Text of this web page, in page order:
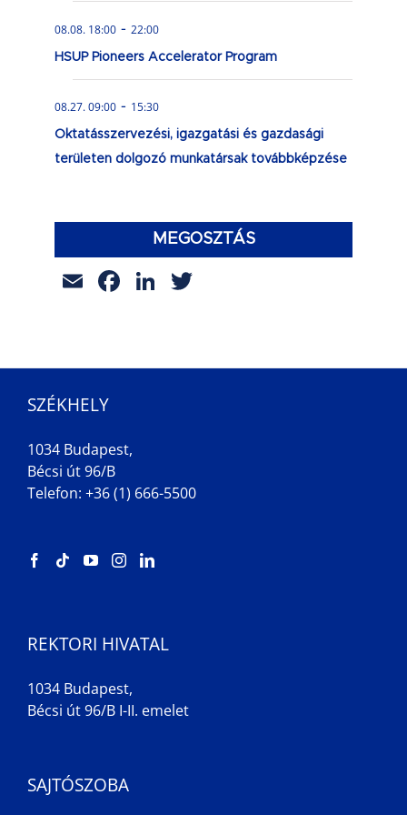
08.08. 18:00 - 22:00
HSUP Pioneers Accelerator Program
08.27. 09:00 - 15:30
Oktatásszervezési, igazgatási és gazdasági
területen dolgozó munkatársak továbbképzése
MEGOSZTÁS
EmailFacebook
LinkedIn
SZÉKHELY
1034 Budapest,
Bécsi út 96/B
Telefon: +36 (1) 666-5500
REKTORI HIVATAL
1034 Budapest,
Bécsi út 96/B I-II. emelet
SAJTÓSZOBA